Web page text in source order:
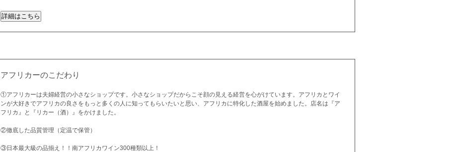
アフリカーのこだわり
①アフリカーは夫婦経営の小さなショップです。小さなショップだからこそ顔の見える経営を心がけています。アフリカとワイ
ンが大好きでアフリカの良さをもっと多くの人に知ってもらいたいと思い、アフリカに特化した酒屋を始めました。店名は『ア
フリカ』と『リカー（酒）』をかけました。
②徹底した品質管理（定温で保管）
③日本最大級の品揃え！！南アフリカワイン300種類以上！